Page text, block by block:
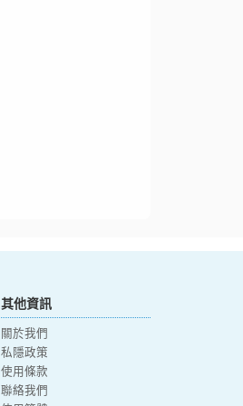
其他資訊
關於我們
私隱政策
使用條款
聯絡我們